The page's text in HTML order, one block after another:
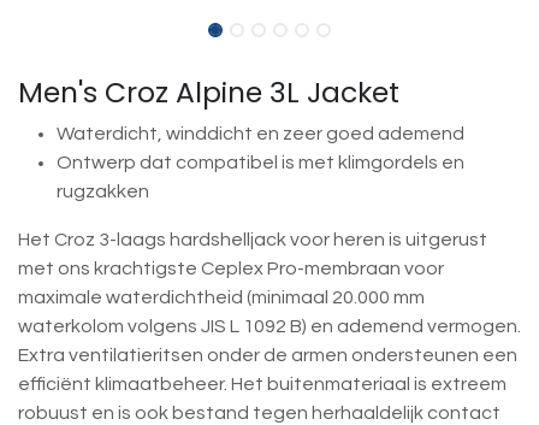
Men's Croz Alpine 3L Jacket
Waterdicht, winddicht en zeer goed ademend
Ontwerp dat compatibel is met klimgordels en
rugzakken
Het Croz 3-laags hardshelljack voor heren is uitgerust
met ons krachtigste Ceplex Pro-membraan voor
maximale waterdichtheid (minimaal 20.000 mm
waterkolom volgens JIS L 1092 B) en ademend vermogen.
Extra ventilatieritsen onder de armen ondersteunen een
efficiënt klimaatbeheer. Het buitenmateriaal is extreem
robuust en is ook bestand tegen herhaaldelijk contact